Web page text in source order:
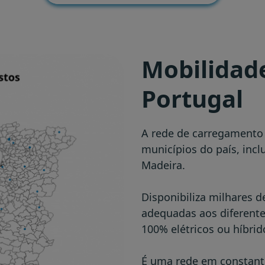
Portugal
A rede de
municípios do país,
Madeira.
Disponibiliza milhares
adequadas aos
100% elétricos ou
É uma rede em